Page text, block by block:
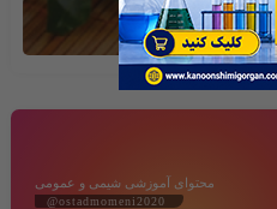
محتوای آموزشی شیمی و عمومی
@ostadmomeni2020